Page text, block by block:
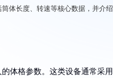
体长度、转速等核心数据，并介
体格参数。这类设备通常采